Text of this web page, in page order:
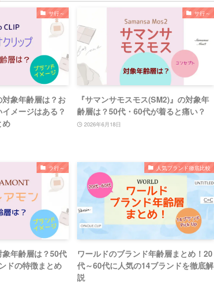
サ行～
象年齢層は？お
メージはある？
め
サ行～
『サマンサモスモス(SM2)』の対象年
齢層は？50代・60代が着ると痛い？
2026年6月18日
ラ行～
年齢層は？50代
ドの特徴まとめ
人気ブランド徹底比較
ワールドのブランド年齢層まとめ！20
代～60代に人気の14ブランドを徹底解
説